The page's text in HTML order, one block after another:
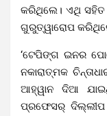
କରିଥିଲେ। ଏଥି ସହିତ
ଗୁରୁତ୍ୱାରୋପ
‘ଟେପିଙ୍ଗ ଇନର
ନକାରାତ୍ମକ
ଆହ୍ୱାନ ଦିଆ
ପ୍ରଫେସର୍